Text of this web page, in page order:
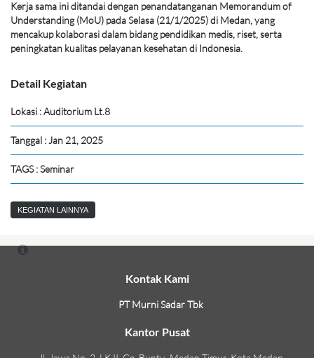
Kerja sama ini ditandai dengan penandatanganan Memorandum of
Understanding (MoU) pada Selasa (21/1/2025) di Medan, yang
mencakup kolaborasi dalam bidang pendidikan medis, riset, serta
peningkatan kualitas pelayanan kesehatan di Indonesia.
Detail Kegiatan
Lokasi : Auditorium Lt.8
Tanggal : Jan 21, 2025
TAGS : Seminar
KEGIATAN LAINNYA
Kontak Kami
PT Murni Sadar Tbk
Kantor Pusat